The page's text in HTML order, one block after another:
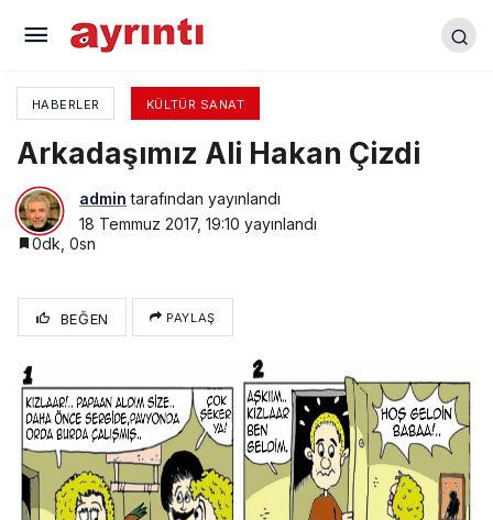
HABERLER KÜLTÜR SANAT
Arkadaşımız Ali Hakan Çizdi
admin tarafından yayınlandı
18 Temmuz 2017, 19:10 yayınlandı
0dk, 0sn
BEĞEN PAYLAŞ
Arkadaşımız Ali Hakan Çizdi